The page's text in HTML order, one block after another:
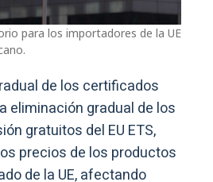
para los importadores de la UE
de los certificados
eliminación gradual de los
gratuitos del EU ETS,
precios de los productos
de la UE, afectando